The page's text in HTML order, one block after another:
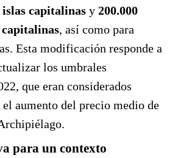
islas capitalinas y 200.000
capitalinas, así como para
Esta modificación responde a
los umbrales
que eran considerados
aumento del precio medio de
para un contexto